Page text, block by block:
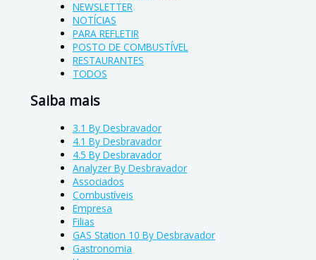
NEWSLETTER
NOTÍCIAS
PARA REFLETIR
POSTO DE COMBUSTÍVEL
RESTAURANTES
TODOS
Saiba mais
3.1 By Desbravador
4.1 By Desbravador
4.5 By Desbravador
Analyzer By Desbravador
Associados
Combustíveis
Empresa
Filias
GAS Station 10 By Desbravador
Gastronomia